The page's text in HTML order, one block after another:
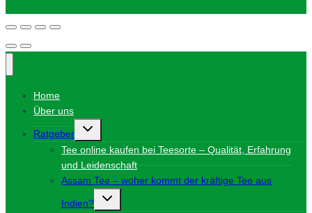
Home
Über uns
Ratgeber
Untermenü
Tee online kaufen bei Teesorte – Qualität, Erfahrung
und Leidenschaft
Assam Tee – woher kommt der kräftige Tee aus
Indien?
Untermenü